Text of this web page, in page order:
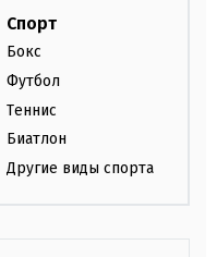
Спорт
Бокс
Футбол
Теннис
Биатлон
Другие виды спорта